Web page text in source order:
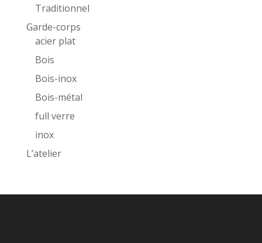
Traditionnel
Garde-corps
acier plat
Bois
Bois-inox
Bois-métal
full verre
inox
L’atelier